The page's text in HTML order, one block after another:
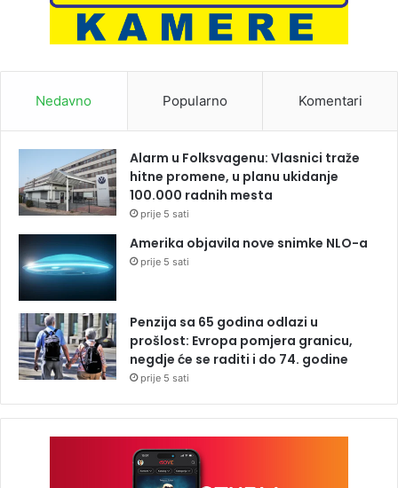
Nedavno Popularno Komentari
Alarm u Folksvagenu: Vlasnici traže
hitne promene, u planu ukidanje
100.000 radnih mesta
prije 5 sati
Amerika objavila nove snimke NLO-a
prije 5 sati
Penzija sa 65 godina odlazi u
prošlost: Evropa pomjera granicu,
negdje će se raditi i do 74. godine
prije 5 sati